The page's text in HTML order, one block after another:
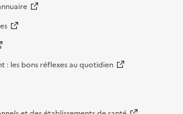
: les bons réflexes au quotidien